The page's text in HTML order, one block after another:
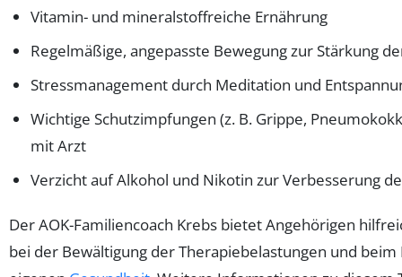
Vitamin- und mineralstoffreiche Ernährung
Regelmäßige, angepasste Bewegung zur Stärkung
Stressmanagement durch Meditation und
Wichtige Schutzimpfungen (z. B. Grippe,
mit Arzt
Verzicht auf Alkohol und Nikotin zur Verbesserung
Der AOK-Familiencoach Krebs bietet Angehörigen
bei der Bewältigung der Therapiebelastungen und beim